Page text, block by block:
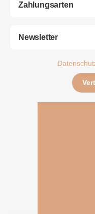
Zahlungsarten
Newsletter